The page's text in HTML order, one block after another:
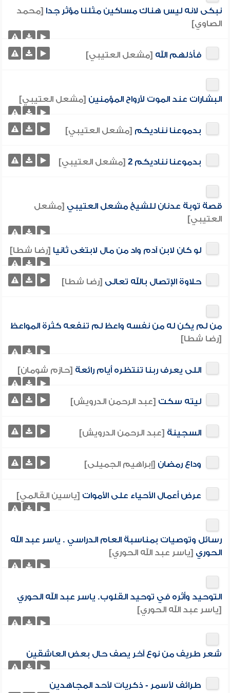
نبكى لانه ليس هناك مساكين مثلنا مؤثر جدا [محمد
الصاوي]
فأذلهم الله [مشعل العتيبي]
البشارات عند الموت لأرواح المؤمنين [مشعل العتيبي]
بدموعنا نناديكم [مشعل العتيبي]
بدموعنا نناديكم 2 [مشعل العتيبي]
قصة توبة عدنان للشيخ مشعل العتيبي [مشعل
العتيبي]
لو كان لابن آدم واد من مال لابتغى ثانيا [رضا شطا]
حلاوة الإتصال بالله تعالى [رضا شطا]
من لم يكن له من نفسه واعظ لم تنفعه كثرة المواعظ
[رضا شطا]
اللى يعرف ربنا تنتظره أيام رائعة [حازم شومان]
ليته سكت [عبد الرحمن الدرويش]
السجينة [عبد الرحمن الدرويش]
وداع رمضان [إبراهيم الجميلى]
عرض أعمال الأحياء على الأموات [ياسين القالمي]
رسائل وتوصيات بمناسبة العام الدراسي . ياسر عبد الله
الحوري [ياسر عبد الله الحوري]
التوحيد وأثره في توحيد القلوب. ياسر عبد الله الحوري
[ياسر عبد الله الحوري]
شعر طريف من نوع آخر يصف حال بعض العاشقين
طرائف لأسمر - ذكريات لأحد المجاهدين